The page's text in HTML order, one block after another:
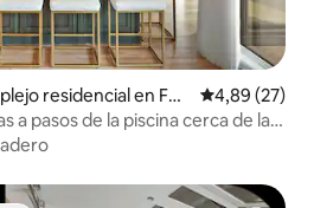
residencial en Fon
Calificación
4,89 (27)
a pasos de la piscina cerca de la